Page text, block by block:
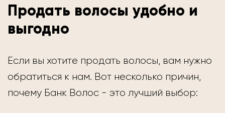
Продать волосы удобно и
выгодно
Если вы хотите продать волосы, вам нужно
обратиться к нам. Вот несколько причин,
почему Банк Волос - это лучший выбор: